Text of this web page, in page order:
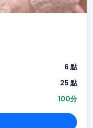
6 點
25 點
100分